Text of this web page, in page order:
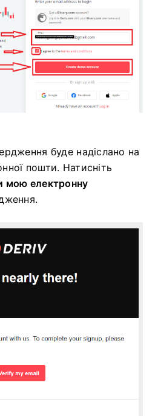
буде надіслано на
пошти. Натисніть
мою електронну